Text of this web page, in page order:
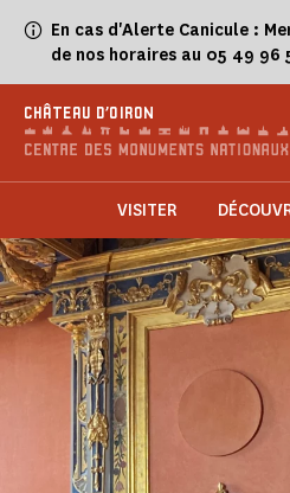
En cas d'Alerte Canicule :
de nos horaires au 05 49 96
CHÂTEAU D'OIRON
VISITER